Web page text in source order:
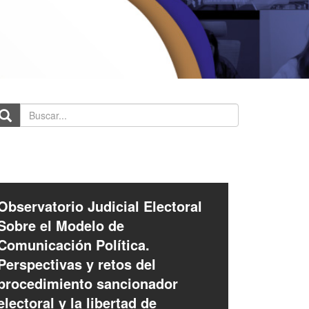
Judicial Electoral
el Modelo de
Política.
y retos del
sancionador
y la libertad de